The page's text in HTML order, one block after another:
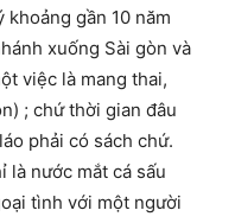
gần 10 năm
xuống Sài gòn và
việc là mang thai,
; chứ thời gian đâu
phải có sách chứ.
là nước mắt cá sấu
tình với một người